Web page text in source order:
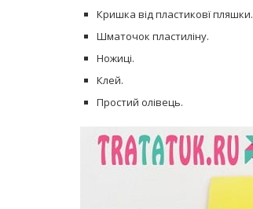
Кришка від пластиковї пляшки.
Шматочок пластиліну.
Ножиці.
Клей.
Простий олівець.